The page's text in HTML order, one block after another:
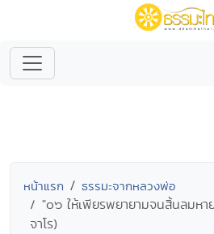
หน้าแรก ธรรมะจากหลวงพ่อ
"๐๖ ให้เพียรพยายามจนสิ้นลมห
จาโร)